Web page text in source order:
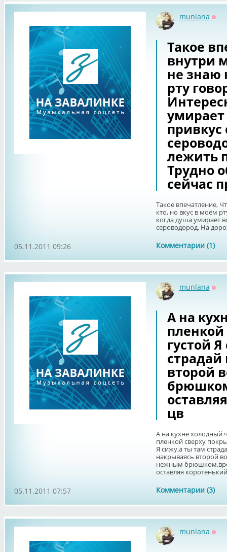
munlana
Такое
внутри
не знаю
рту
умирает
привкус
лежить
Трудно
сейчас
Такое впечатление,
кто, но вкус в моём
когда душа умирает
сероводород. На
Комментарии (1)
05.11.2011 09:26
munlana
А на
густой
второй
цв
А на кухне холодный
пленкой сверху
Я сижу,а ты там
накрываясь второй
нежным
оставляя
Комментарии (3)
05.11.2011 07:57
munlana